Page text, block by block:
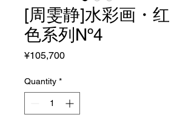
[周雯静]水彩画・红
色系列Nº4
¥105,700Price
Quantity *